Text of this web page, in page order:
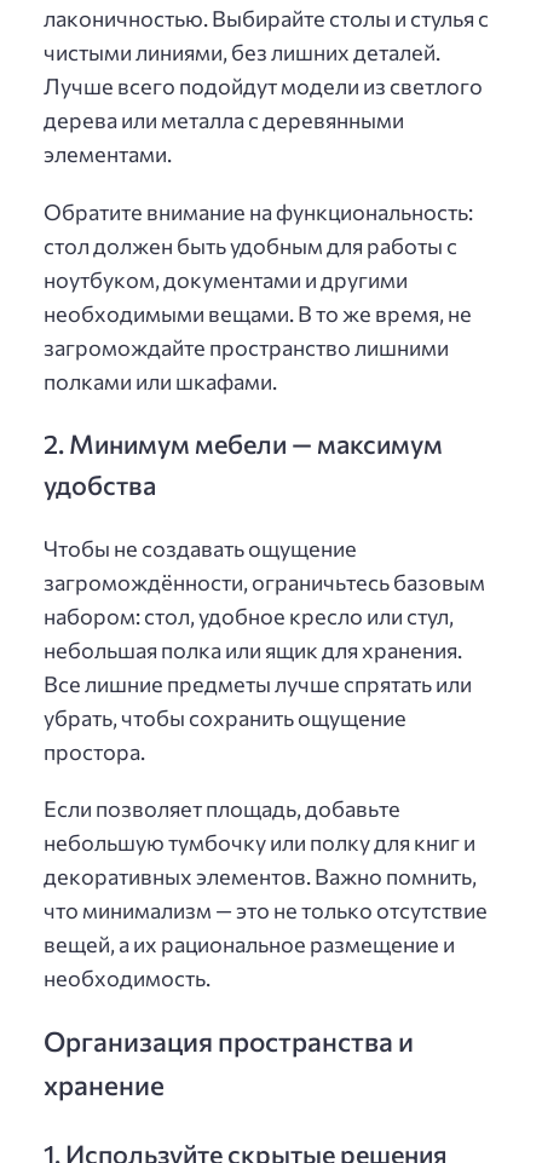
лаконичностью. Выбирайте столы и стулья с
чистыми линиями, без лишних деталей.
Лучше всего подойдут модели из светлого
дерева или металла с деревянными
элементами.
Обратите внимание на функциональность:
стол должен быть удобным для работы с
ноутбуком, документами и другими
необходимыми вещами. В то же время, не
загромождайте пространство лишними
полками или шкафами.
2. Минимум мебели — максимум
удобства
Чтобы не создавать ощущение
загромождённости, ограничьтесь базовым
набором: стол, удобное кресло или стул,
небольшая полка или ящик для хранения.
Все лишние предметы лучше спрятать или
убрать, чтобы сохранить ощущение
простора.
Если позволяет площадь, добавьте
небольшую тумбочку или полку для книг и
декоративных элементов. Важно помнить,
что минимализм — это не только отсутствие
вещей, а их рациональное размещение и
необходимость.
Организация пространства и
хранение
1. Используйте скрытые решения